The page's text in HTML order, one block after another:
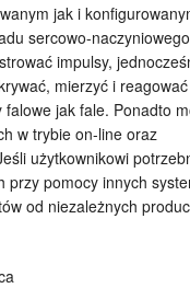
jak i
sercowo-
impulsy,
mierzyć i
jak fale. Ponadto
w trybie on-line oraz
użytkownikowi
pomocy innych
od niezależnych